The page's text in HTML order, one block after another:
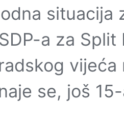
situacija
a za
se, još